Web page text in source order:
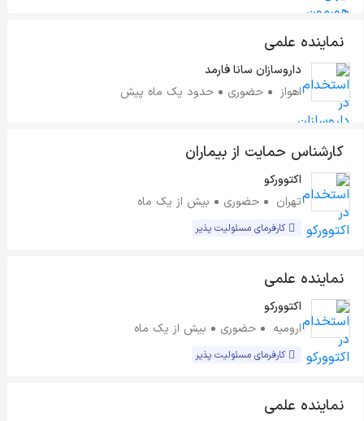
نماینده علمی
داروسازان سانا فارمد
اهواز
حضوری حدود یک ماه پیش
کارشناس حمایت از بیماران
اکتوورکو
تهران
حضوری بیش از یک ماه
کارفرمای مسئولیت پذیر
نماینده علمی
اکتوورکو
ارومیه
حضوری بیش از یک ماه
کارفرمای مسئولیت پذیر
نماینده علمی